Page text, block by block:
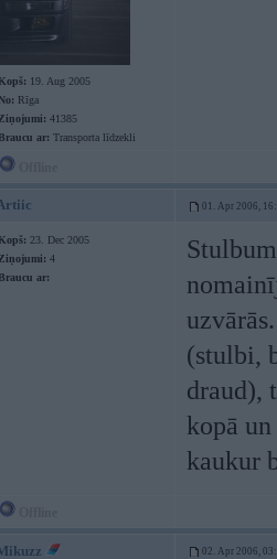
Kopš: 19. Aug 2005
No: Rīga
Ziņojumi: 41385
Braucu ar: Transporta līdzekli
01. Apr 2006,
Kopš: 23. Dec 2005
Ziņojumi: 4
Braucu ar:
(stulbi,
draud),
kopā
kaukur
02. Apr 2006,